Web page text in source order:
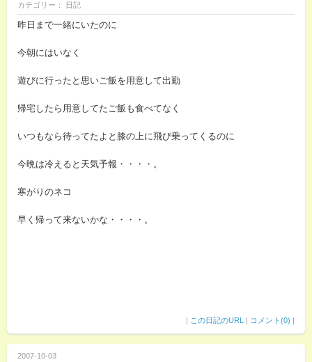
カテゴリー： 日記
昨日まで一緒にいたのに
今朝にはいなく
遊びに行ったと思いご飯を用意して出勤
帰宅したら用意してたご飯も食べてなく
いつもなら待ってたよと膝の上に飛び乗ってくるのに
今晩は冷えると天気予報・・・・。
寒がりのネコ
早く帰って来ないかな・・・・。
| この日記のURL | コメント(0) |
2007-10-03